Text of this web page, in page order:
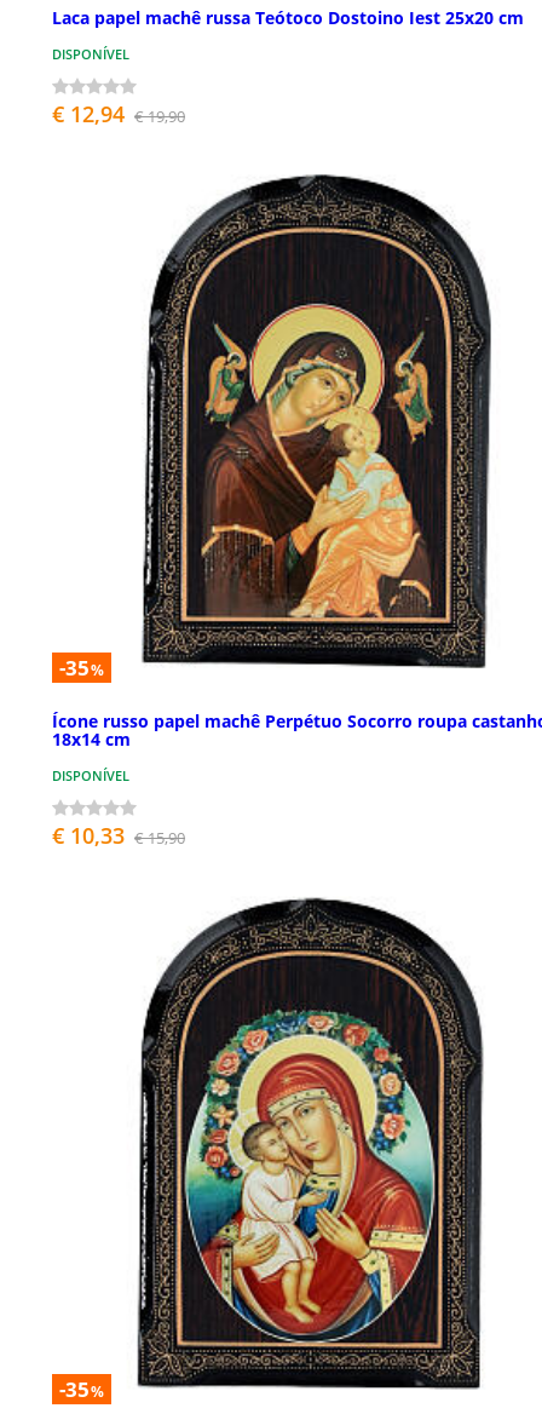
Laca papel machê russa Teótoco Dostoino Iest 25x20 cm
DISPONÍVEL
€ 12,94 € 19,90
-35%
Ícone russo papel machê Perpétuo Socorro roupa
18x14 cm
DISPONÍVEL
€ 10,33 € 15,90
-35%